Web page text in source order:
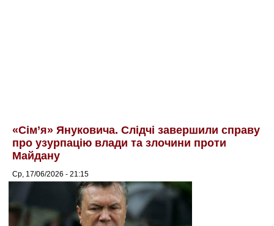
«Сім’я» Януковича. Слідчі завершили справу
про узурпацію влади та злочини проти
Майдану
Ср, 17/06/2026 - 21:15